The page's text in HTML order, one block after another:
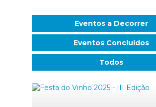
Eventos a Decorrer
Eventos Concluídos
Todos